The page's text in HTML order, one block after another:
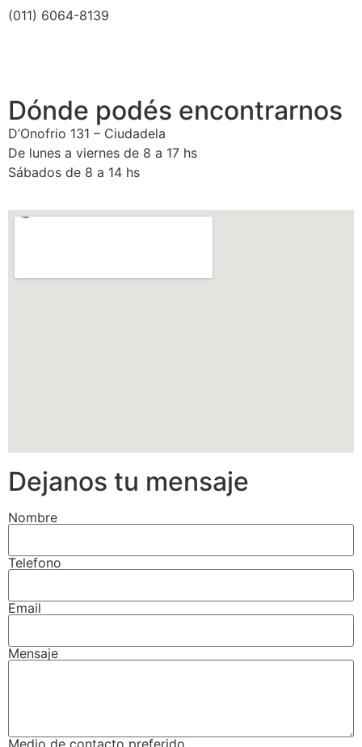
(011) 6064-8139
Dónde podés encontrarnos
D’Onofrio 131 – Ciudadela
De lunes a viernes de 8 a 17 hs
Sábados de 8 a 14 hs
Dejanos tu mensaje
Nombre
Telefono
Email
Mensaje
Medio de contacto preferido